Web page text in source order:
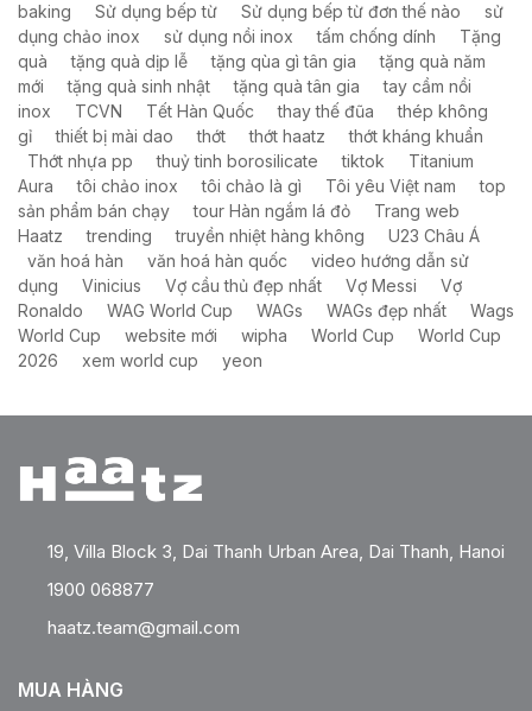
baking
Sử dụng bếp từ Sử dụng bếp từ đơn thế nào
sử
dụng chảo inox
sử dụng nồi inox tấm chống dính
Tặng
quà
tặng quà dịp lễ tặng qùa gì tân gia
tặng quà năm
mới
tặng quà sinh nhật tặng quà tân gia
tay cầm nồi
inox
TCVN Tết Hàn Quốc thay thế đũa
thép không
gỉ
thiết bị mài dao thớt thớt haatz
thớt kháng khuẩn
Thớt nhựa pp
thuỷ tinh borosilicate tiktok
Titanium
Aura
tôi chảo inox tôi chảo là gì Tôi yêu Việt nam
top
sản phẩm bán chạy
tour Hàn ngắm lá đỏ
Trang web
Haatz
trending truyền nhiệt hàng không
U23 Châu Á
văn hoá hàn
văn hoá hàn quốc
video hướng dẫn sử
dụng
Vinicius Vợ cầu thủ đẹp nhất Vợ Messi
Vợ
Ronaldo
WAG World Cup WAGs WAGs đẹp nhất
Wags
World Cup
website mới wipha World Cup
World Cup
2026
xem world cup yeon
19, Villa Block 3, Dai Thanh Urban Area, Dai Thanh, Hanoi
1900 068877
haatz.team@gmail.com
MUA HÀNG